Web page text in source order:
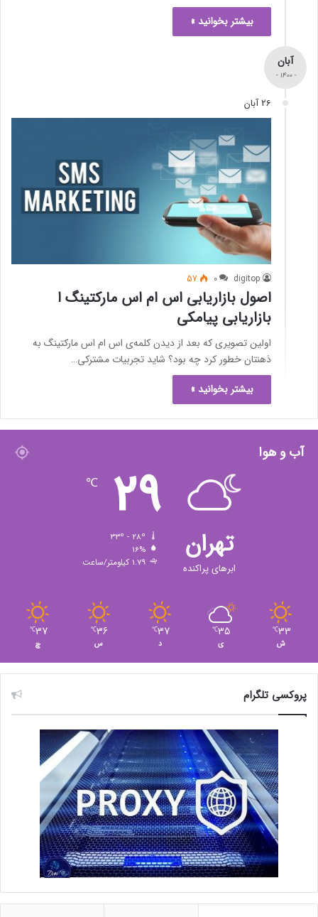
بیشتر بخوانید »
آبان
- 1400 -
26 آبان
digitop
0
57
اصول بازاریابی اس ام اس مارکتینگ ا
بازاریابی پیامکی
اولین تصویری که بعد از دیدن کلمه‌ی اس ام اس مارکتینگ به
ذهنتان خطور کرد چه بود؟ شاید تجربیات مشترکی…
بیشتر بخوانید »
آب و هوا
تهران
ابرهای پراکنده
29
℃
16%
1.79 کیلومتر/ساعت
33
℃
ش
35
℃
ی
37
℃
د
36
℃
س
37
℃
چ
پروکسی تلگرام